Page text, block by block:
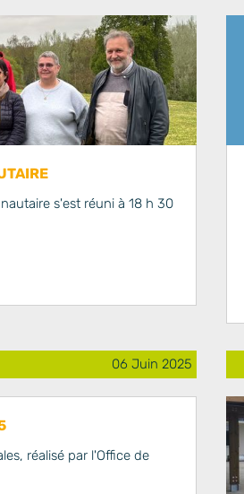
s'est réuni à 18 h 30
06 Juin 2025
réalisé par l'Office de